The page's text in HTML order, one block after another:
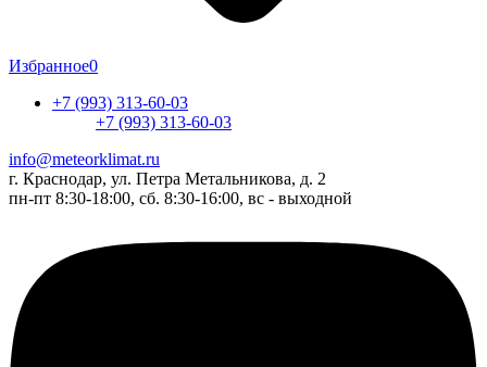
Избранное0
+7 (993) 313-60-03
+7 (993) 313-60-03
info@meteorklimat.ru
г. Краснодар, ул. Петра Метальникова, д. 2
пн-пт 8:30-18:00, сб. 8:30-16:00, вс - выходной